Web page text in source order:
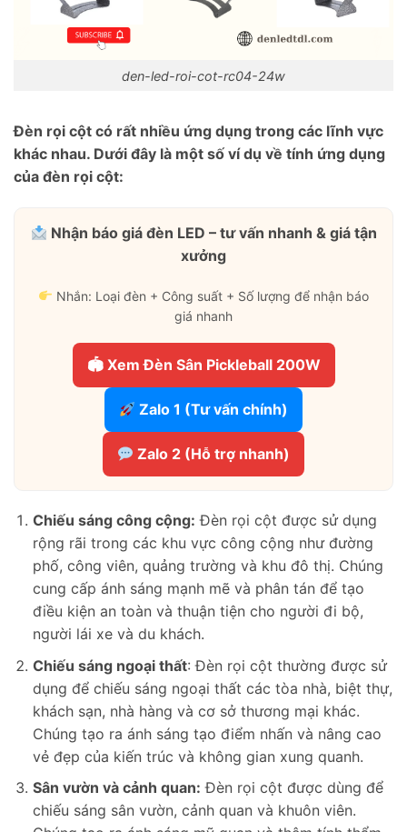
den-led-roi-cot-rc04-24w
Đèn rọi cột có rất nhiều ứng dụng trong các lĩnh vực
khác nhau. Dưới đây là một số ví dụ về tính ứng dụng
của đèn rọi cột:
Nhận báo giá đèn LED – tư vấn nhanh & giá tận
xưởng
Nhắn: Loại đèn + Công suất + Số lượng để nhận báo
giá nhanh
🏟 Xem Đèn Sân Pickleball 200W
Zalo 1 (Tư vấn chính)
Zalo 2 (Hỗ trợ nhanh)
Chiếu sáng công cộng: Đèn rọi cột được sử dụng
rộng rãi trong các khu vực công cộng như đường
phố, công viên, quảng trường và khu đô thị. Chúng
cung cấp ánh sáng mạnh mẽ và phân tán để tạo
điều kiện an toàn và thuận tiện cho người đi bộ,
người lái xe và du khách.
Chiếu sáng ngoại thất: Đèn rọi cột thường được sử
dụng để chiếu sáng ngoại thất các tòa nhà, biệt thự,
khách sạn, nhà hàng và cơ sở thương mại khác.
Chúng tạo ra ánh sáng tạo điểm nhấn và nâng cao
vẻ đẹp của kiến trúc và không gian xung quanh.
Sân vườn và cảnh quan: Đèn rọi cột được dùng để
chiếu sáng sân vườn, cảnh quan và khuôn viên.